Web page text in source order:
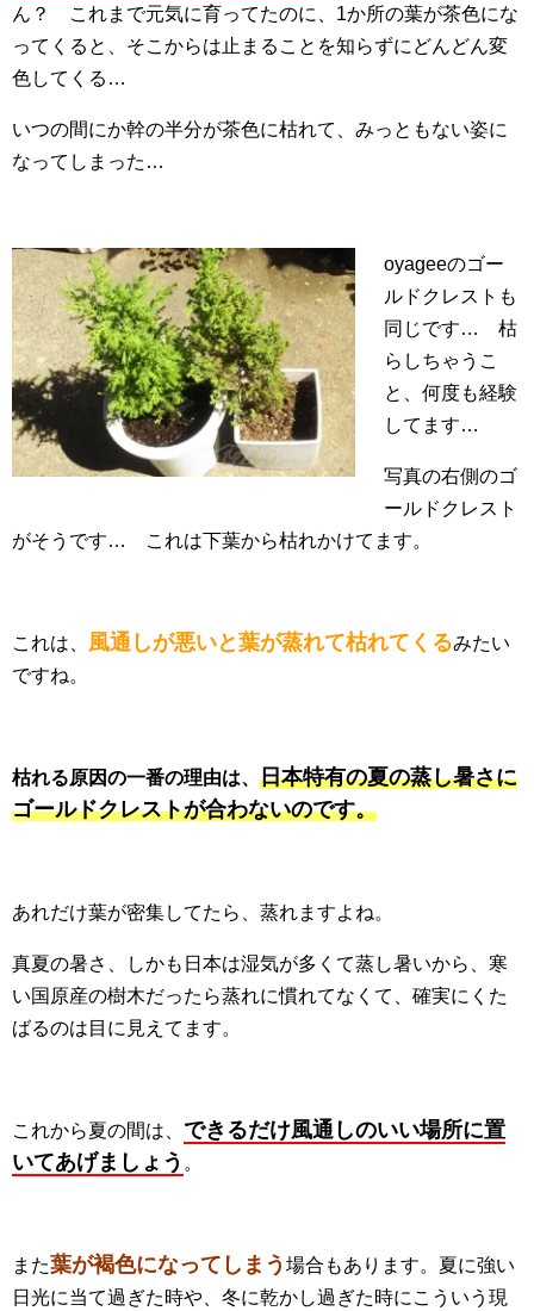
ん？ これまで元気に育ってたのに、1か所の葉が茶色にな
ってくると、そこからは止まることを知らずにどんどん変
色してくる…
いつの間にか幹の半分が茶色に枯れて、みっともない姿に
なってしまった…
oyageeのゴー
ルドクレストも
同じです… 枯
らしちゃうこ
と、何度も経験
してます…
写真の右側のゴ
ールドクレスト
がそうです… これは下葉から枯れかけてます。
これは、 風通しが悪いと葉が蒸れて枯れてくるみたい
ですね。
枯れる原因の一番の理由は、 日本特有の夏の蒸し暑さに
ゴールドクレストが合わないのです。
あれだけ葉が密集してたら、蒸れますよね。
真夏の暑さ、しかも日本は湿気が多くて蒸し暑いから、寒
い国原産の樹木だったら蒸れに慣れてなくて、確実にくた
ばるのは目に見えてます。
これから夏の間は、 できるだけ風通しのいい場所に置
いてあげましょう 。
また葉が褐色になってしまう 場合もあります。夏に強い
日光に当て過ぎた時や、冬に乾かし過ぎた時にこういう現